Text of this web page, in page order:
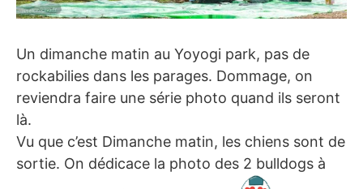
Un dimanche matin au Yoyogi park, pas de
rockabilies dans les parages. Dommage, on
reviendra faire une série photo quand ils seront
là.
Vu que c’est Dimanche matin, les chiens sont de
sortie. On dédicace la photo des 2 bulldogs à